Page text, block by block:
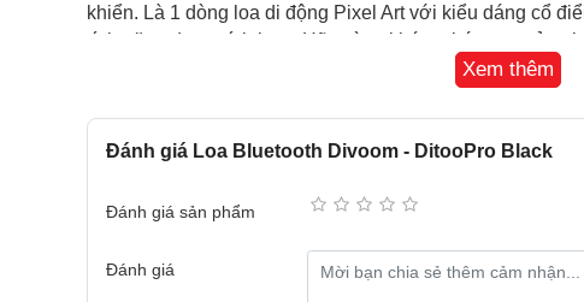
khiển. Là 1 dòng loa di động Pixel Art với kiểu dáng cổ
tính năng được tích hợp. Hãy cùng khám phá ngay sản
Xem thêm
Đánh giá Loa Bluetooth Divoom - DitooPro Black
Đánh giá sản phẩm
Đánh giá